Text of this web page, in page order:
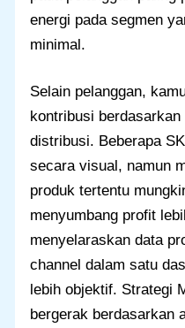
energi pada segmen
minimal.
Selain pelanggan,
kontribusi berdasarkan
distribusi. Beberapa
secara visual, namun
produk tertentu
menyumbang profit
menyelaraskan data
channel dalam satu
lebih objektif. Strategi
bergerak berdasarkan